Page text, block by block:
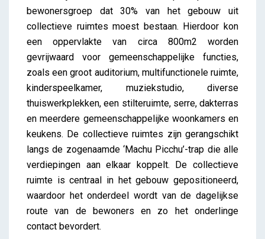
bewonersgroep dat 30% van het gebouw uit
collectieve ruimtes moest bestaan. Hierdoor kon
een oppervlakte van circa 800m2 worden
gevrijwaard voor gemeenschappelijke functies,
zoals een groot auditorium, multifunctionele ruimte,
kinderspeelkamer, muziekstudio, diverse
thuiswerkplekken, een stilteruimte, serre, dakterras
en meerdere gemeenschappelijke woonkamers en
keukens. De collectieve ruimtes zijn gerangschikt
langs de zogenaamde ‘Machu Picchu’-trap die alle
verdiepingen aan elkaar koppelt. De collectieve
ruimte is centraal in het gebouw gepositioneerd,
waardoor het onderdeel wordt van de dagelijkse
route van de bewoners en zo het onderlinge
contact bevordert.